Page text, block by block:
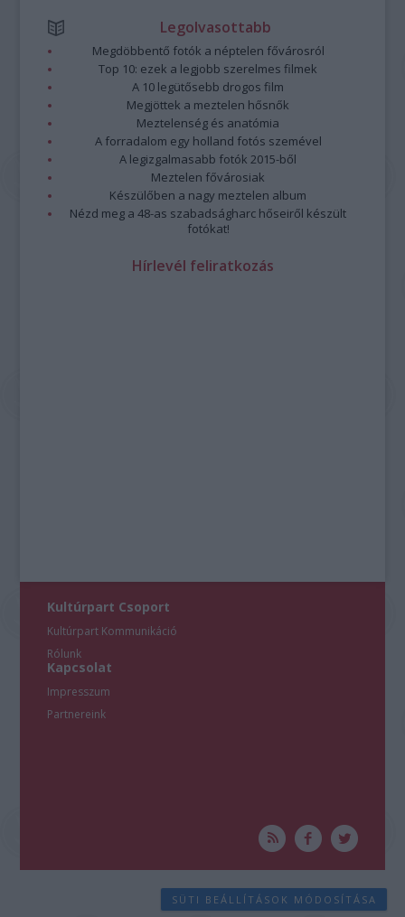
Legolvasottabb
Megdöbbentő fotók a néptelen fővárosról
Top 10: ezek a legjobb szerelmes filmek
A 10 legütősebb drogos film
Megjöttek a meztelen hősnők
Meztelenség és anatómia
A forradalom egy holland fotós szemével
A legizgalmasabb fotók 2015-ből
Meztelen fővárosiak
Készülőben a nagy meztelen album
Nézd meg a 48-as szabadságharc hőseiről készült
fotókat!
Hírlevél feliratkozás
Kultúrpart Csoport
Kultúrpart Kommunikáció
Rólunk
Kapcsolat
Impresszum
Partnereink
SÜTI BEÁLLÍTÁSOK MÓDOSÍTÁSA